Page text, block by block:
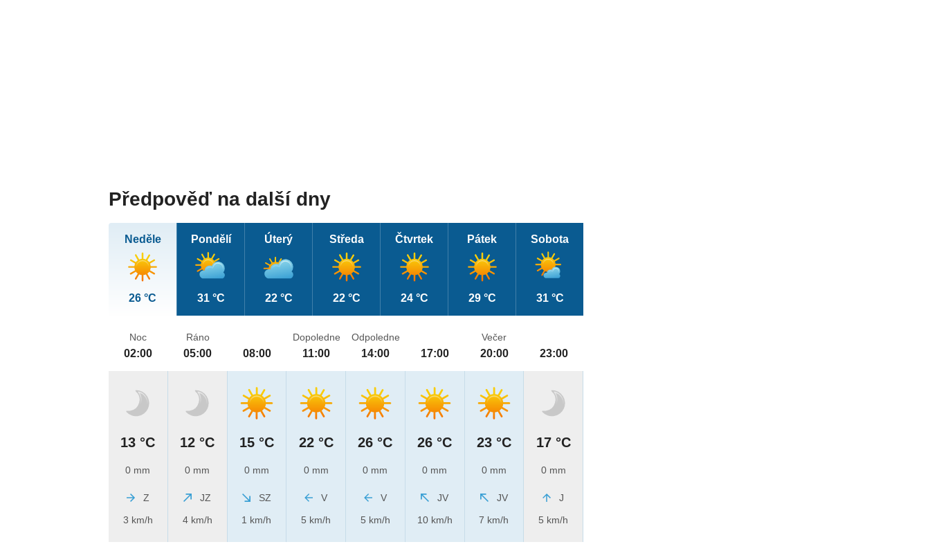
Předpověď na další dny
Neděle
26 °C
Pondělí
31 °C
Úterý
22 °C
Středa
22 °C
Čtvrtek
24 °C
Pátek
29 °C
Sobota
31 °C
Noc
02:00
13 °C
0 mm
Z
3 km/h
Ráno
05:00
12 °C
0 mm
JZ
4 km/h
08:00
15 °C
0 mm
SZ
1 km/h
Dopoledne
11:00
22 °C
0 mm
V
5 km/h
Odpoledne
14:00
26 °C
0 mm
V
5 km/h
17:00
26 °C
0 mm
JV
10 km/h
Večer
20:00
23 °C
0 mm
JV
7 km/h
23:00
17 °C
0 mm
J
5 km/h